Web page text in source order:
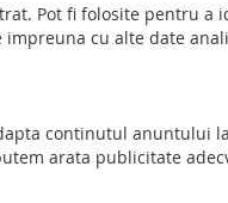
Pot fi folosite pentru
cu alte date
continutul anuntului
arata publicitate